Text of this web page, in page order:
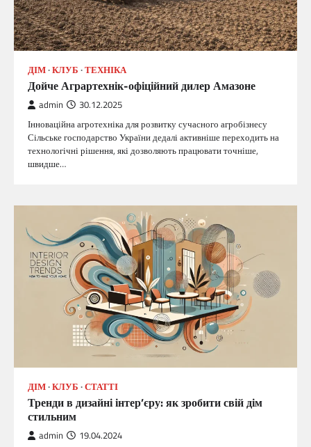
ДІМ КЛУБ ТЕХНІКА
Дойче Аграртехнік-офіційний дилер Амазоне
admin 30.12.2025
Інноваційна агротехніка для розвитку сучасного агробізнесу
Сільське господарство України дедалі активніше переходить на
технологічні рішення, які дозволяють працювати точніше,
швидше…
ДІМ КЛУБ СТАТТІ
Тренди в дизайні інтер’єру: як зробити свій дім
стильним
admin 19.04.2024